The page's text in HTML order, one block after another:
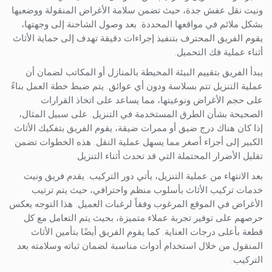
ونيت نقل عفش جدة، حيث تضمن سلامة الأغراض المنقولة ووضعيها
بشكل ملائم في مواقعها المحددة. بعد وصول الشاحنة إلى وجهتها،
يقوم الفريق المحترف بتنفيذ إجراءات دقيقة تهدف إلى حماية الأثاث
أثناء عملية فك التحميل.
يبدأ الفريق بتقييم البيئة المحيطة بالمنازل أو المكاتب لضمان أن
عملية التنزيل تتم بسلاسة ودون أي عوائق. يتم ضبط خطة العمل بناءً
على حجم الأغراض ونوعيتها، مما يساعد على اتخاذ القرارات
الصحيحة بشأن الطرق المستخدمة في التنزيل. على سبيل المثال،
إذا كان هناك درج ضيق أو ممرات ضيقة، يقوم الفريق بتفكيك الأثاث
الكبير إلى أجزاء أصغر مما يسهل عملية النقل. هذه الخطوات تضمن
تقليل الأضرار المحتملة التي قد تحدث أثناء التنزيل.
بعد الانتهاء من عملية التنزيل، يأتي دور التركيب. يقدم فريق ونيت
خدمات تركيب الأثاث بأسلوب منظم واحترافي، حيث يتم ترتيب
الأغراض في الموقع المرغوب وفقاً لرغبات العميل. هذا التوجه يعكس
حرصهم على توفير تجربة عملاء متميزة، بحيث يتم التعامل مع كل
قطعة بأعلى درجات العناية. كما يقوم الفريق أيضًا بتأمين الأثاث
المنقول من خلال استخدام أدوات مناسبة لضمان ثباته وسلامته بعد
التركيب.